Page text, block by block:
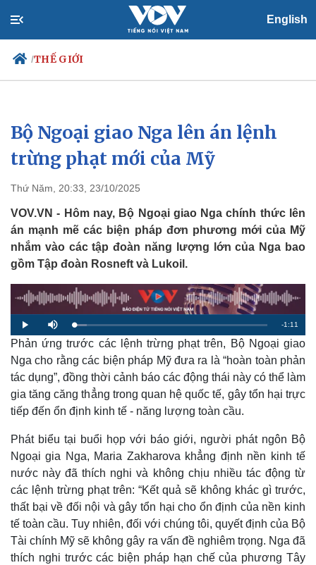
English
/THẾ GIỚI
Chính trị
Đảng
Tổ chức nhân sự
Nhận diện sự thật
Xã hội
Tin 24h
Dự báo thời tiết
Việc làm
Biển đảo
Bộ Ngoại giao Nga lên án lệnh
trừng phạt mới của Mỹ
Thứ Năm, 20:33, 23/10/2025
VOV.VN - Hôm nay, Bộ Ngoại giao Nga chính thức lên
án mạnh mẽ các biện pháp đơn phương mới của Mỹ
nhắm vào các tập đoàn năng lượng lớn của Nga bao
gồm Tập đoàn Rosneft và Lukoil.
P
l
a
y
M
u
t
e
L
o
a
d
d
6
.
4
3
R
e
m
a
n
g
-1:11
Phản ứng trước các lệnh trừng phạt trên, Bộ Ngoại giao
Nga cho rằng các biện pháp Mỹ đưa ra là “hoàn toàn phản
tác dụng”, đồng thời cảnh báo các động thái này có thể làm
gia tăng căng thẳng trong quan hệ quốc tế, gây tổn hại trực
tiếp đến ổn định kinh tế - năng lượng toàn cầu.
Phát biểu tại buổi họp với báo giới, người phát ngôn Bộ
Ngoại gia Nga, Maria Zakharova khẳng định nền kinh tế
nước này đã thích nghi và không chịu nhiều tác động từ
các lệnh trừng phạt trên: “Kết quả sẽ không khác gì trước,
thất bại về đối nội và gây tổn hại cho ổn định của nền kinh
tế toàn cầu. Tuy nhiên, đối với chúng tôi, quyết định của Bộ
Tài chính Mỹ sẽ không gây ra vấn đề nghiêm trọng. Nga đã
thích nghi trước các biện pháp hạn chế của phương Tây